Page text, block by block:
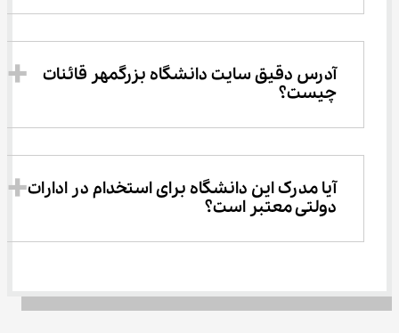
آدرس دقیق سایت دانشگاه بزرگمهر قائنات
چیست؟
آیا مدرک این دانشگاه برای استخدام در ادارات
دولتی معتبر است؟